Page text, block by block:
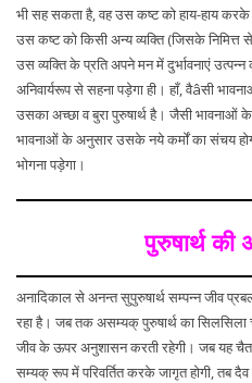
भी सह सकता है, वह उस कष्ट को हाय-हाय
उस कष्ट को किसी अन्य व्यक्ति (जिसके निमित्त
उस व्यक्ति के प्रति अपने मन में दुर्भावनाएं
अनिवार्यरूप से सहना पड़ेगा ही। हाँ, वैâसी
उसका अच्छा व बुरा पुरुषार्थ है। जैसी भावनाओं
भावनाओं के अनुसार उसके नये कर्मों का संचय
भोगना पड़ेगा।
पुरुषार्थ की
अनादिकाल से अनन्त सुपुरुषार्थ सम्पन्न जीव
रहा है। जब तक असम्यक् पुरुषार्थ का
जीव के ऊपर अनुशासन करती रहेगी। जब यह
सम्यक् रूप में परिवर्तित करके जागृत होगी, तब